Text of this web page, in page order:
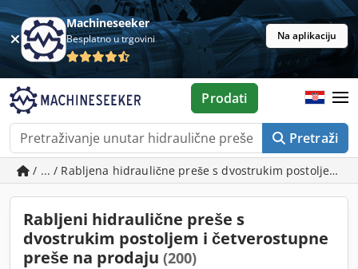
Machineseeker
Besplatno u trgovini Na aplikaciju
Pretraži
Prodati
/ ... / Rabljena hidraulične preše s dvostrukim postoljem i
Rabljeni hidraulične preše s
dvostrukim postoljem i četverostupne
preše na prodaju (200)